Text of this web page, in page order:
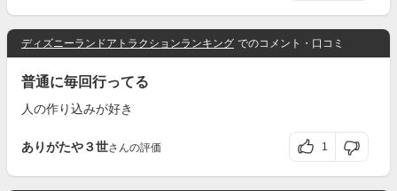
ディズニーランドアトラクションランキング でのコメント・口コミ
普通に毎回行ってる
人の作り込みが好き
ありがたや３世さんの評価 1